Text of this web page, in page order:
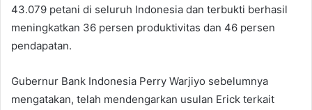
43.079 petani di seluruh Indonesia dan terbukti berhasil
meningkatkan 36 persen produktivitas dan 46 persen
pendapatan.
Gubernur Bank Indonesia Perry Warjiyo sebelumnya
mengatakan, telah mendengarkan usulan Erick terkait